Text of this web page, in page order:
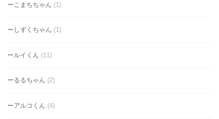
ーこまちちゃん (1)
ーしずくちゃん (1)
ールイくん (11)
ーるるちゃん (2)
ーアルコくん (4)